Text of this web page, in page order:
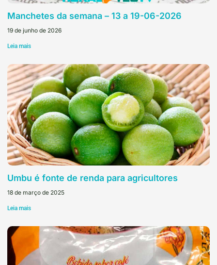
Manchetes da semana – 13 a 19-06-2026
19 de junho de 2026
Leia mais
Umbu é fonte de renda para agricultores
18 de março de 2025
Leia mais